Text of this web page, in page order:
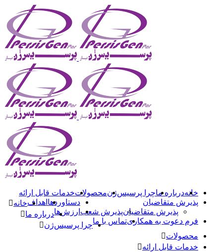
خانهدرباره ماچرا پرسیس‌ژنمحصولاتخدمات قابل ارائه
پذیرش متقاضیان
پذیرش متقاضیانپذیرش شعب
دستاوردها اهداف
ارزش‌ها
فرم دعوت به همکاریتماس با ما
خانه
درباره ما
چرا پرسیس‌ژن
محصولات
خدمات قابل ارائه